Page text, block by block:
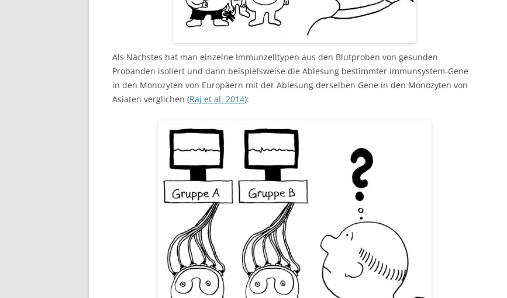
Als Nächstes hat man einzelne Immunzelltypen aus den Blutproben von gesunden
Probanden isoliert und dann beispielsweise die Ablesung bestimmter Immunsystem-Gene
in den Monozyten von Europäern mit der Ablesung derselben Gene in den Monozyten von
Asiaten verglichen (Raj et al. 2014):